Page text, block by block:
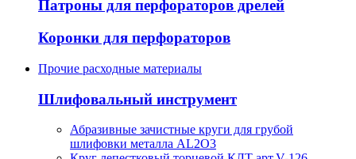
Патроны для перфораторов дрелей
Коронки для перфораторов
Прочие расходные материалы
Шлифовальный инструмент
Абразивные зачистные круги для грубой
шлифовки металла AL2O3